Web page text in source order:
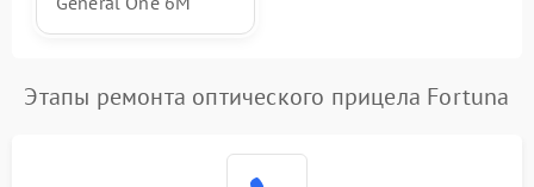
Этапы ремонта оптического прицела Fortuna